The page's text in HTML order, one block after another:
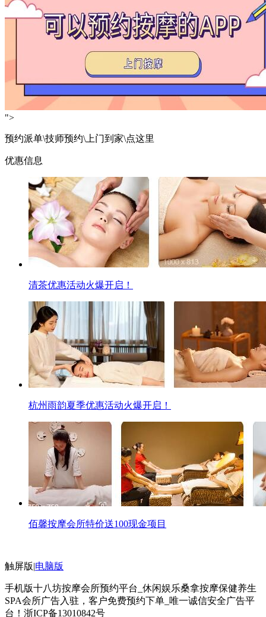
">
预约派单\技师预约\上门到家\点这里
优惠信息
清茶优惠活动火爆开启！
杭州雨韵夏季优惠活动火爆开启！
佰馨按摩会所特价送100现金项目
触屏版|电脑版
手机版十八坊按摩会所预约平台_休闲娱乐桑拿按摩保健养生
SPA会所广告入驻，客户免费预约下单_唯一诚信安全广告平
台！ 浙ICP备13010842号